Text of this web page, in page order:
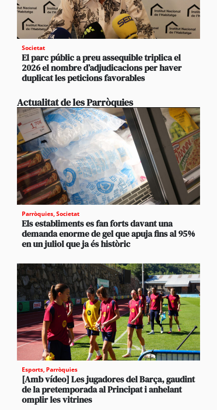
Societat
El parc públic a preu assequible triplica el
2026 el nombre d’adjudicacions per haver
duplicat les peticions favorables
Actualitat de les Parròquies
Parròquies,Societat
Els establiments es fan forts davant una
demanda enorme de gel que apuja fins al 95%
en un juliol que ja és històric
Esports, Parròquies
[Amb vídeo] Les jugadores del Barça, gaudint
de la pretemporada al Principat i anhelant
omplir les vitrines